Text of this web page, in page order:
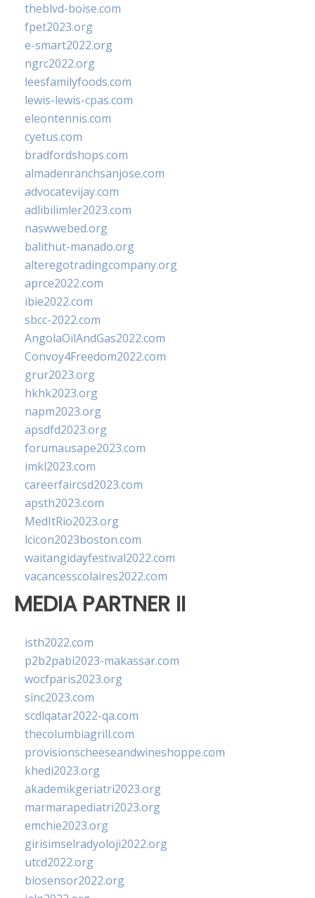
theblvd-boise.com
fpet2023.org
e-smart2022.org
ngrc2022.org
leesfamilyfoods.com
lewis-lewis-cpas.com
eleontennis.com
cyetus.com
bradfordshops.com
almadenranchsanjose.com
advocatevijay.com
adlibilimler2023.com
naswwebed.org
balithut-manado.org
alteregotradingcompany.org
aprce2022.com
ibie2022.com
sbcc-2022.com
AngolaOilAndGas2022.com
Convoy4Freedom2022.com
grur2023.org
hkhk2023.org
napm2023.org
apsdfd2023.org
forumausape2023.com
imkl2023.com
careerfaircsd2023.com
apsth2023.com
MedItRio2023.org
lcicon2023boston.com
waitangidayfestival2022.com
vacancesscolaires2022.com
MEDIA PARTNER II
isth2022.com
p2b2pabi2023-makassar.com
wocfparis2023.org
sinc2023.com
scdlqatar2022-qa.com
thecolumbiagrill.com
provisionscheeseandwineshoppe.com
khedi2023.org
akademikgeriatri2023.org
marmarapediatri2023.org
emchie2023.org
girisimselradyoloji2022.org
utcd2022.org
biosensor2022.org